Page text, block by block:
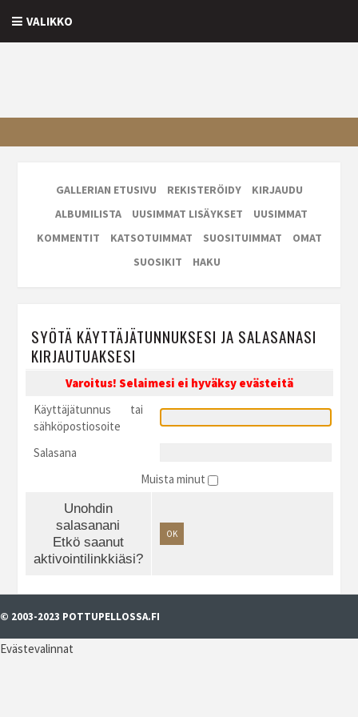
VALIKKO
GALLERIAN ETUSIVU REKISTERÖIDY
KIRJAUDU
ALBUMILISTA
UUSIMMAT LISÄYKSET
UUSIMMAT
KOMMENTIT
KATSOTUIMMAT SUOSITUIMMAT
OMAT
SUOSIKIT
HAKU
SYÖTÄ KÄYTTÄJÄTUNNUKSESI JA SALASANASI
KIRJAUTUAKSESI
Varoitus! Selaimesi ei hyväksy evästeitä
Käyttäjätunnus tai
sähköpostiosoite
Salasana
Muista minut
Unohdin
salasanani
Etkö saanut
aktivointilinkkiäsi?
OK
© 2003-2023 POTTUPELLOSSA.FI
Evästevalinnat